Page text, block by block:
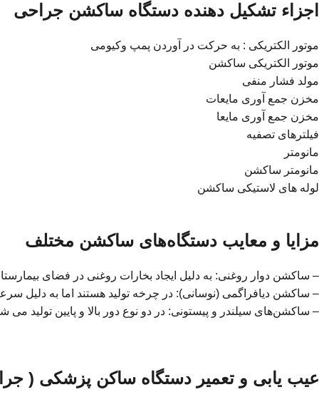
اجزاء تشکیل دهنده دستگاه ساکشن جراحی
موتور الکتریکی : به حرکت در آوردن پمپ وکیومی
موتور الکتریکی ساکشن
مولد فشار منفی
مخزن جمع آوری مایعات
مخزن جمع آوری مایعا
فیلترهای تصفیه
مانومتر
مانومتر ساکشن
لوله های لاستیکی ساکشن
مزایا و معایب دستگاه‌های ساکشن مختلف
– ساکشن دوار روغنی: به دلیل ایجاد بخارات روغنی در فضای
– ساکشن دیافراگمی (نوسانی): در چرخه تولید هستند اما به
– ساکشن‌های سیلندر و پیستونی: در دو نوع دور بالا و پایین
عیب یابی و تعمیر دستگاه ساکن پزشکی (